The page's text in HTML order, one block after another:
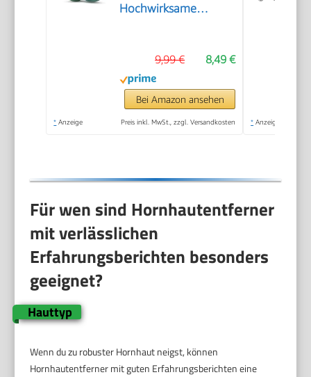
Hochwirksame
Professionelle
Fußpflege sicher &
schnell Zur
Hornhautentfernung
8,49 €
9,99 €
Bei Amazon ansehen
* Anzeige Preis inkl. MwSt., zzgl. Versandkosten * Anzeige
Für wen sind Hornhautentferner
mit verlässlichen
Erfahrungsberichten besonders
geeignet?
Hauttyp
Wenn du zu robuster Hornhaut neigst, können
Hornhautentferner mit guten Erfahrungsberichten eine